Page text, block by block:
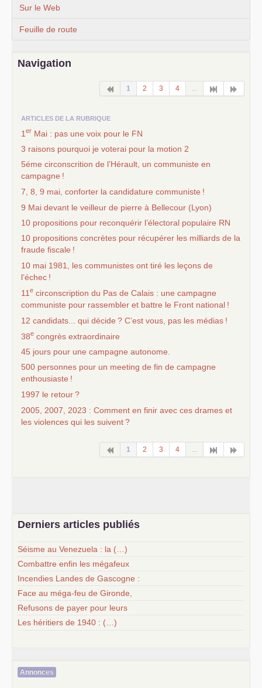
Sur le Web
Feuille de route
Navigation
1 2 3 4
ARTICLES DE LA RUBRIQUE
1 er Mai : pas une voix pour le FN
3 raisons pourquoi je voterai pour la motion 2
5éme circonscrition de l’Hérault, un communiste en
campagne !
7, 8, 9 mai, conforter la candidature communiste !
9 Mai devant le veilleur de pierre à Bellecour (Lyon)
10 propositions pour reconquérir l’électoral populaire RN
10 propositions concrètes pour récupérer les milliards de la
fraude fiscale !
10 mai 1981, les communistes ont tiré les leçons de
l’échec !
11 e circonscription du Pas de Calais : une campagne
communiste pour rassembler et battre le Front national !
12 candidats... qui décide ? C’est vous, pas les médias !
38e congrès extraordinaire
45 jours pour une campagne autonome.
500 personnes pour un meeting de fin de campagne
enthousiaste !
1997 le retour?
2005, 2007, 2023 : Comment en finir avec ces drames et
les violences qui les suivent?
1 2 3 4
Derniers articles publiés
Séisme au Venezuela : la (…)
Combattre enfin les mégafeux
Incendies Landes de Gascogne :
Face au méga-feu de Gironde,
Refusons de payer pour leurs
Les héritiers de 1940 : (…)
Annonces